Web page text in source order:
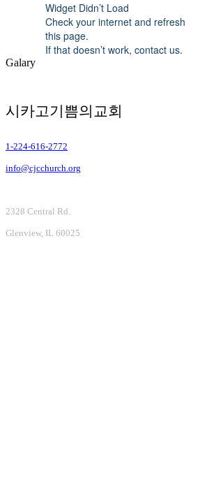
Widget Didn’t Load
Check your internet and refresh
this page.
If that doesn’t work, contact us.
Galary
시카고기쁨의​교회
1-224-616-2772
info@cjcchurch.org
2328 Central Rd.
Glenview, IL 60025